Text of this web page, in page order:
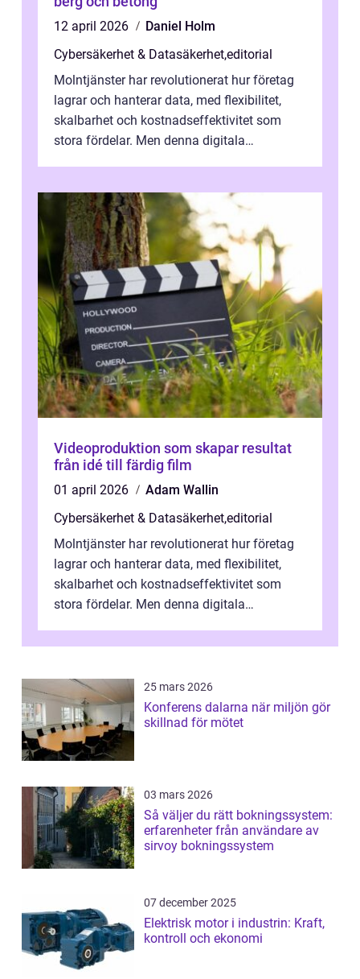
12 april 2026
Daniel Holm
Cybersäkerhet & Datasäkerhet,editorial
Molntjänster har revolutionerat hur företag
lagrar och hanterar data, med flexibilitet,
skalbarhet och kostnadseffektivitet som
stora fördelar. Men denna digitala
Videoproduktion som skapar resultat
från idé till färdig film
01 april 2026
Adam Wallin
Cybersäkerhet & Datasäkerhet,editorial
Molntjänster har revolutionerat hur företag
lagrar och hanterar data, med flexibilitet,
skalbarhet och kostnadseffektivitet som
stora fördelar. Men denna digitala
25 mars 2026
Konferens dalarna när miljön gör
skillnad för mötet
03 mars 2026
Så väljer du rätt bokningssystem:
erfarenheter från användare av
sirvoy bokningssystem
07 december 2025
Elektrisk motor i industrin: Kraft,
kontroll och ekonomi